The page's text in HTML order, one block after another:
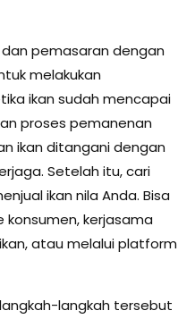
pemasaran dengan
melakukan
ikan sudah mencapai
proses pemanenan
ikan ditangani dengan
Setelah itu, cari
ikan nila Anda. Bisa
konsumen, kerjasama
atau melalui platform
langkah tersebut